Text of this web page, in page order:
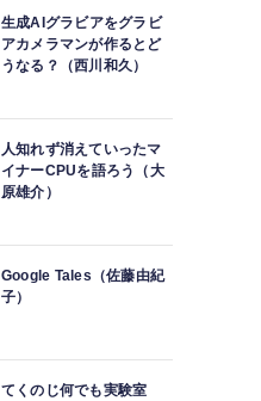
生成AIグラビアをグラビ
アカメラマンが作るとど
うなる？（西川和久）
人知れず消えていったマ
イナーCPUを語ろう（大
原雄介）
Google Tales（佐藤由紀
子）
てくのじ何でも実験室